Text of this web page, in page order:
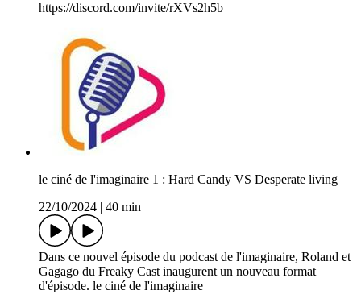
https://discord.com/invite/rXVs2h5b
le ciné de l'imaginaire 1 : Hard Candy VS Desperate living
22/10/2024
40 min
Dans ce nouvel épisode du podcast de l'imaginaire, Roland et
Gagago du Freaky Cast inaugurent un nouveau format
d'épisode. le ciné de l'imaginaire